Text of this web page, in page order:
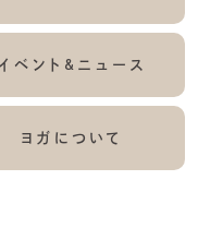
ベント&ニュース
ヨガについて